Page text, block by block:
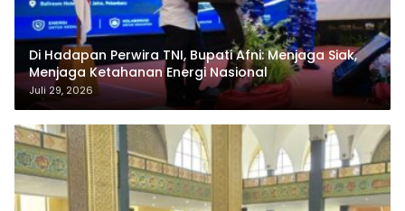
Di Hadapan Perwira TNI, Bupati Afni: Menjaga Siak,
Menjaga Ketahanan Energi Nasional
Juli 29, 2026